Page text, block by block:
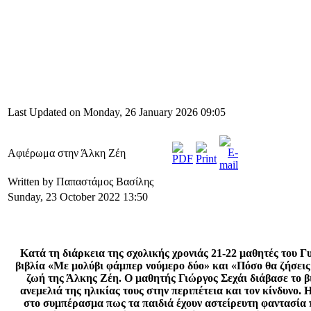
Last Updated on Monday, 26 January 2026 09:05
Αφιέρωμα στην Άλκη Ζέη
Written by Παπαστάμος Βασίλης
Sunday, 23 October 2022 13:50
Κατά τη διάρκεια της σχολικής χρονιάς 21-22 μαθητές του
βιβλία «Με μολύβι φάμπερ νούμερο δύο» και «Πόσο θα
ζωή της Άλκης Ζέη. Ο μαθητής Γιώργος Σεχάι διάβασε το
ανεμελιά της ηλικίας τους στην περιπέτεια και τον
στο συμπέρασμα πως τα παιδιά έχουν αστείρευτη